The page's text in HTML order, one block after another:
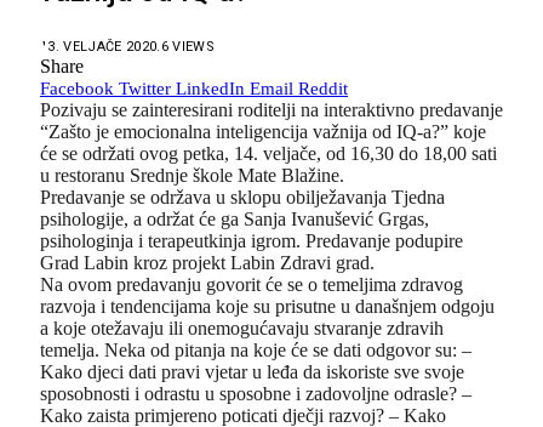
13. VELJAČE 2020. 6VIEWS
Share
Facebook Twitter LinkedIn Email Reddit
Pozivaju se zainteresirani roditelji na interaktivno predavanje
“Zašto je emocionalna inteligencija važnija od IQ-a?” koje
će se održati ovog petka, 14. veljače, od 16,30 do 18,00 sati
u restoranu Srednje škole Mate Blažine.
Predavanje se održava u sklopu obilježavanja Tjedna
psihologije, a održat će ga Sanja Ivanušević Grgas,
psihologinja i terapeutkinja igrom. Predavanje podupire
Grad Labin kroz projekt Labin Zdravi grad.
Na ovom predavanju govorit će se o temeljima zdravog
razvoja i tendencijama koje su prisutne u današnjem odgoju
a koje otežavaju ili onemogućavaju stvaranje zdravih
temelja. Neka od pitanja na koje će se dati odgovor su: –
Kako djeci dati pravi vjetar u leđa da iskoriste sve svoje
sposobnosti i odrastu u sposobne i zadovoljne odrasle? –
Kako zaista primjereno poticati dječji razvoj? – Kako